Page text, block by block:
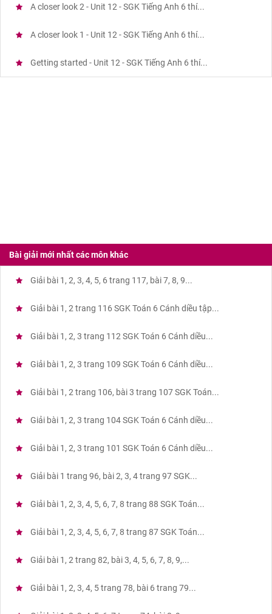
A closer look 2 - Unit 12 - SGK Tiếng Anh 6 thí...
A closer look 1 - Unit 12 - SGK Tiếng Anh 6 thí...
Getting started - Unit 12 - SGK Tiếng Anh 6 thí...
Bài giải mới nhất các môn khác
Giải bài 1, 2, 3, 4, 5, 6 trang 117, bài 7, 8, 9...
Giải bài 1, 2 trang 116 SGK Toán 6 Cánh diều tập...
Giải bài 1, 2, 3 trang 112 SGK Toán 6 Cánh diều...
Giải bài 1, 2, 3 trang 109 SGK Toán 6 Cánh diều...
Giải bài 1, 2 trang 106, bài 3 trang 107 SGK Toán...
Giải bài 1, 2, 3 trang 104 SGK Toán 6 Cánh diều...
Giải bài 1, 2, 3 trang 101 SGK Toán 6 Cánh diều...
Giải bài 1 trang 96, bài 2, 3, 4 trang 97 SGK...
Giải bài 1, 2, 3, 4, 5, 6, 7, 8 trang 88 SGK Toán...
Giải bài 1, 2, 3, 4, 5, 6, 7, 8 trang 87 SGK Toán...
Giải bài 1, 2 trang 82, bài 3, 4, 5, 6, 7, 8, 9,...
Giải bài 1, 2, 3, 4, 5 trang 78, bài 6 trang 79...